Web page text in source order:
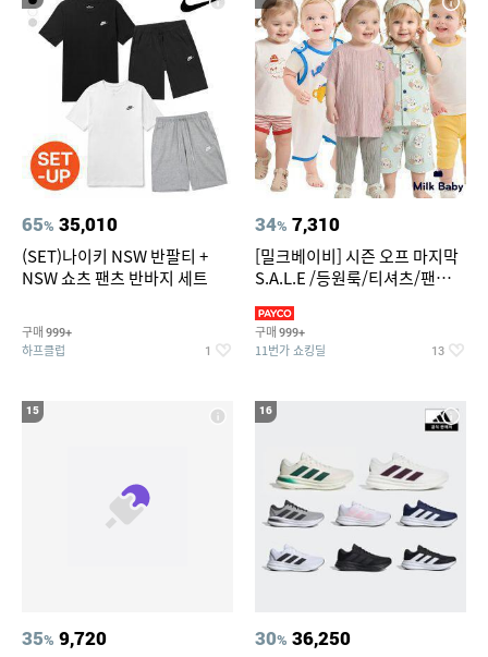
65% 35,010
(SET)나이키 NSW 반팔티 +
NSW 쇼츠 팬츠 반바지 세트
구매 999+
하프클럽 1
34% 7,310
[밀크베이비] 시즌 오프 마지막
S.A.L.E /등원룩/티셔츠/팬츠/
구매 999+
11번가 쇼킹딜 13
15
35% 9,720
16
30% 36,250